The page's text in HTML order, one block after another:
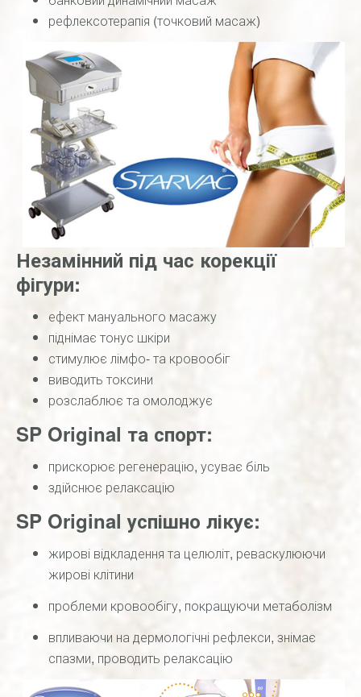
рефлексотерапія (точковий масаж)
Незамінний під час корекції
фігури:
ефект мануального масажу
піднімає тонус шкіри
стимулює лімфо- та кровообіг
виводить токсини
розслаблює та омолоджує
SP Original та спорт:
прискорює регенерацію, усуває біль
здійснює релаксацію
SP Original успішно лікує:
жирові відкладення та целюліт, реваскулюючи
жирові клітини
проблеми кровообігу, покращуючи метаболізм
впливаючи на дермологічні рефлекси, знімає
спазми, проводить релаксацію